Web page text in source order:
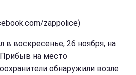
zappolice)
в воскресенье, 26 ноября, на
на место
обнаружили возле